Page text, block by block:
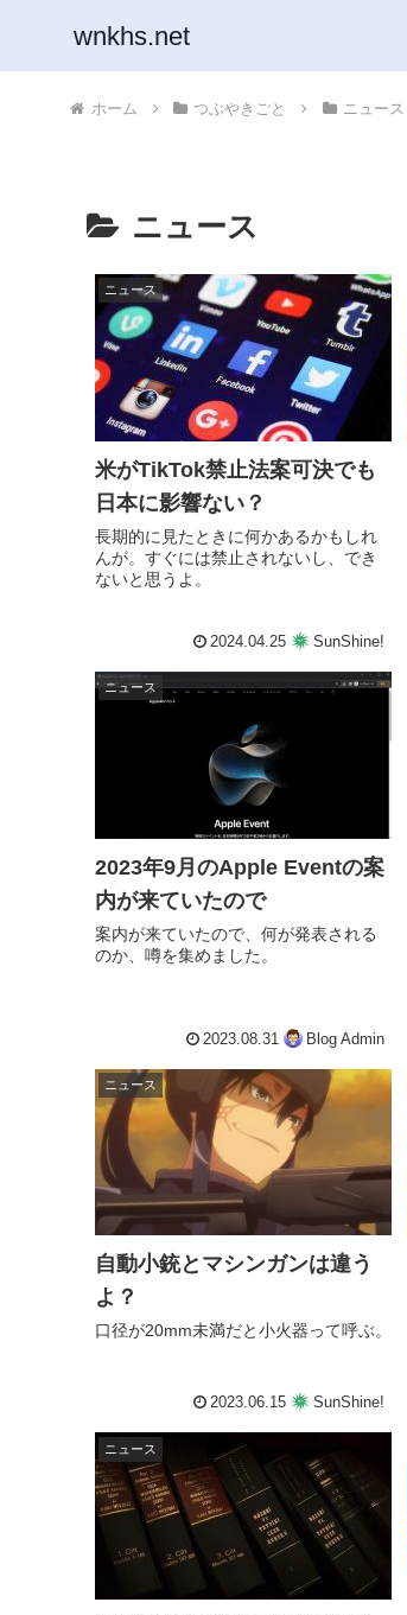
wnkhs.net
ホーム つぶやきごと ニュース
ニュース
ニュース
米がTikTok禁止法案可決でも
日本に影響ない？
長期的に見たときに何かあるかもしれ
んが。すぐには禁止されないし、でき
ないと思うよ。
2024.04.25 SunShine!
ニュース
2023年9月のApple Eventの案
内が来ていたので
案内が来ていたので、何が発表される
のか、噂を集めました。
2023.08.31 Blog Admin
ニュース
自動小銃とマシンガンは違う
よ？
口径が20mm未満だと小火器って呼ぶ。
2023.06.15 SunShine!
ニュース